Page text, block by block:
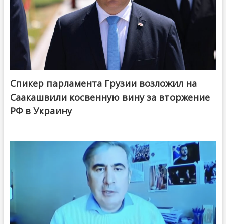
Спикер парламента Грузии возложил на
Саакашвили косвенную вину за вторжение
РФ в Украину